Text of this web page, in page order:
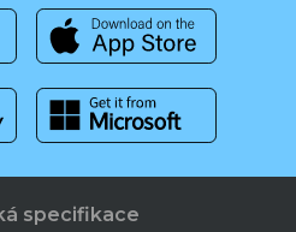
specifikace